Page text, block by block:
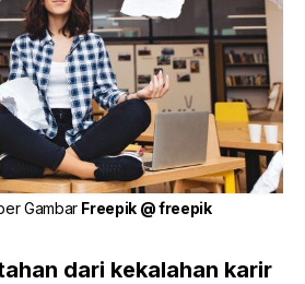
Gambar Freepik @ freepik
dari kekalahan karir